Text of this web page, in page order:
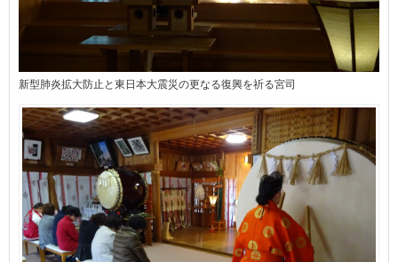
新型肺炎拡大防止と東日本大震災の更なる復興を祈る宮司